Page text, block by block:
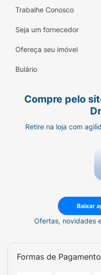
Trabalhe Conosco
Seja um fornecedor
Ofereça seu imóvel
Bulário
Compre pelo
Retire na loja com
Baixar
Ofertas, novidades
Formas de Pagamento